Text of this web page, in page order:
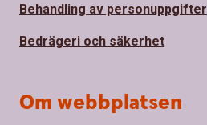
Behandling av personuppgifter
Bedrägeri och säkerhet
Om webbplatsen